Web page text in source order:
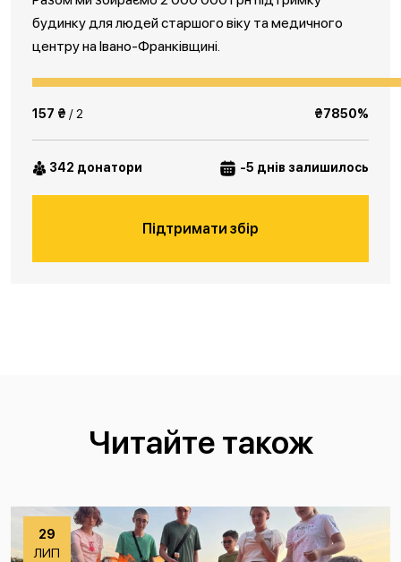
будинку для людей старшого віку та медичного
центру на Івано-Франківщині.
157 ₴ / 2 ₴7850%
342 донатори -5 днів залишилось
Підтримати збір
Читайте також
29
ЛИП